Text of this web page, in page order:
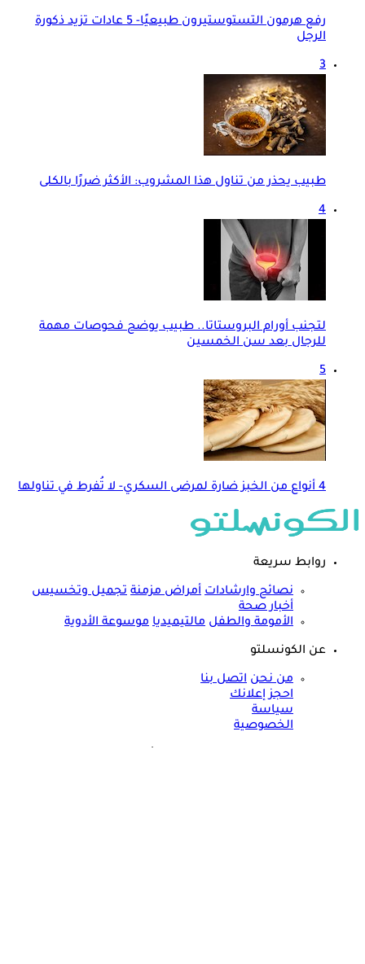
رفع هرمون التستوستيرون طبيعيًا- 5 عادات تزيد ذكورة
الرجل
3
طبيب يحذر من تناول هذا المشروب: الأكثر ضررًا بالكلى
4
لتجنب أورام البروستاتا.. طبيب يوضح فحوصات مهمة
للرجال بعد سن الخمسين
5
4 أنواع من الخبز ضارة لمرضى السكري- لا تُفرط في تناولها
روابط سريعة
نصائح وارشادات أمراض مزمنة تجميل وتخسيس
أخبار صحة
الأمومة والطفل مالتيميديا موسوعة الأدوية
عن الكونسلتو
من نحن اتصل بنا
احجز إعلانك
سياسة
الخصوصية